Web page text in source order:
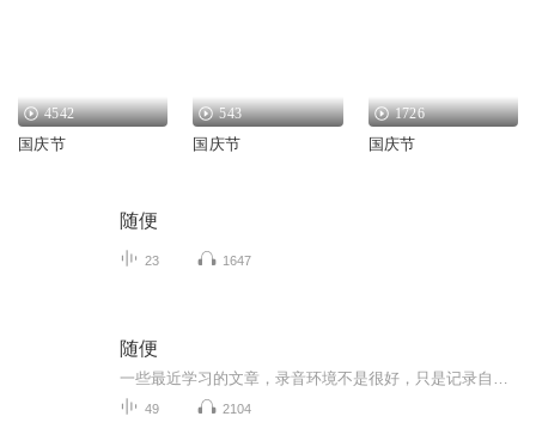
4542
国庆节
543
国庆节
1726
国庆节
随便
23 1647
随便
49 2104